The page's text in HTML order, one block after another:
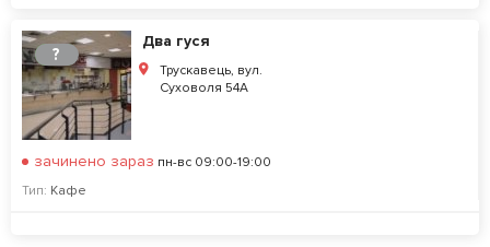
?
Два гуся
Трускавець, вул.
Суховоля 54А
зачинено зараз пн-вс 09:00-19:00
Тип: Кафе